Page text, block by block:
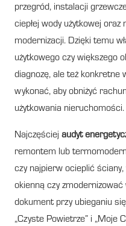
przegród, instalacji
ciepłej wody użytkowej
modernizacji. Dzięki temu
użytkowego czy większego
diagnozę, ale też konkretne
wykonać, aby obniżyć
użytkowania nieruchomości.
Najczęściej audyt
remontem lub
czy najpierw ocieplić ściany,
okienną czy
dokument przy ubieganiu
„Czyste Powietrze” i „Moje